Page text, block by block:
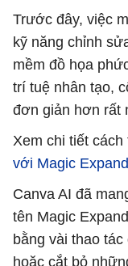
Trước đây, việc
kỹ năng chỉnh
mềm đồ họa
trí tuệ nhân tạo,
đơn giản hơn rất
Xem chi tiết
với Magic
Canva AI đã
tên Magic
bằng vài thao
hoặc cắt bỏ